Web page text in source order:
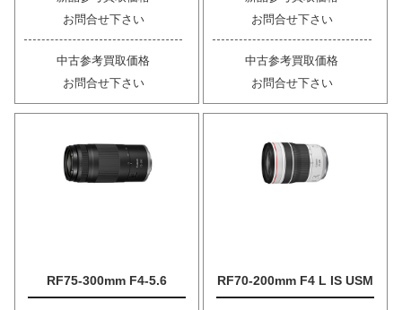
お問合せ下さい
中古参考買取価格
お問合せ下さい
お問合せ下さい
中古参考買取価格
お問合せ下さい
RF75-300mm F4-5.6 RF70-200mm F4 L IS USM